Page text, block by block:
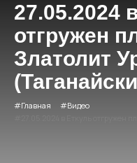
27.05.2024
отгружен
Златолит
Главная
Видео